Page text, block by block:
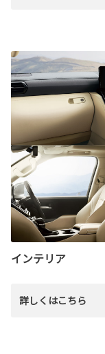
インテリア
詳しくはこちら